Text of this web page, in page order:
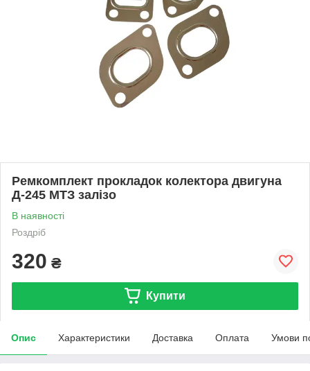
Ремкомплект прокладок колектора двигуна
Д-245 МТЗ залізо
В наявності
Роздріб
320 ₴
Купити
Опис Характеристики Доставка Оплата Умови